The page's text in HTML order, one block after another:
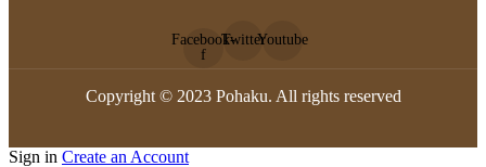
Facebook-
f
TwitterYoutube
Copyright © 2023 Pohaku. All rights reserved
Sign in Create an Account